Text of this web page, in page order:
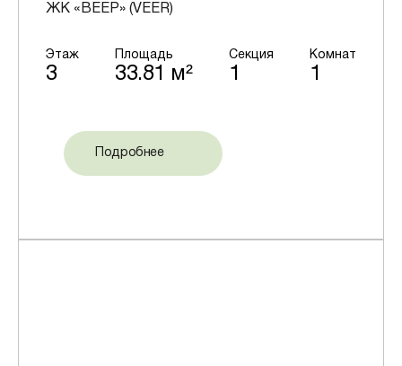
ЖК «ВЕЕР» (VEER)
Этаж
3
Площадь
33.81 м²
Секция
1
Комнат
1
Подробнее